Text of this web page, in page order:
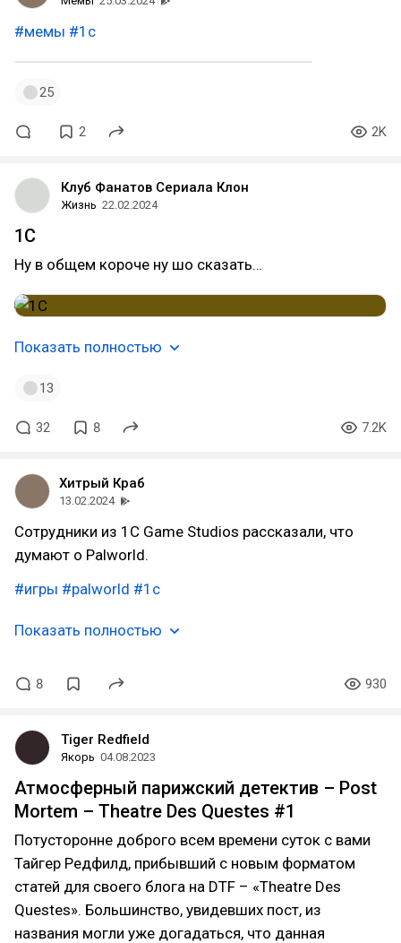
#мемы #1c
25
2 2K
Клуб Фанатов Сериала Клон
Жизнь 22.02.2024
1С
Ну в общем короче ну шо сказать…
Показать полностью
13
32 8 7.2K
Хитрый Краб
13.02.2024
Сотрудники из 1C Game Studios рассказали, что
думают о Palworld.
#игры #palworld #1c
Показать полностью
8 930
Tiger Redfield
Якорь 04.08.2023
Атмосферный парижский детектив – Post
Mortem – Theatre Des Questes #1
Потусторонне доброго всем времени суток с вами
Тайгер Редфилд, прибывший с новым форматом
статей для своего блога на DTF – «Theatre Des
Questes». Большинство, увидевших пост, из
названия могли уже догадаться, что данная